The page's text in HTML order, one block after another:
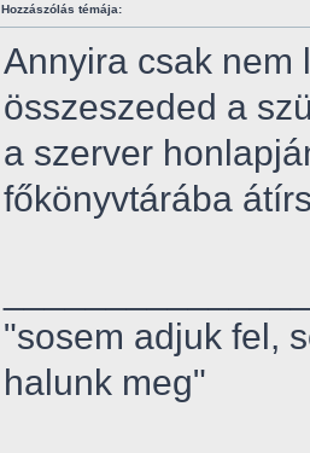
Hozzászólás témája:
Annyira csak nem
összeszeded a
a szerver
főkönyvtárába
"sosem adjuk fel,
halunk meg"